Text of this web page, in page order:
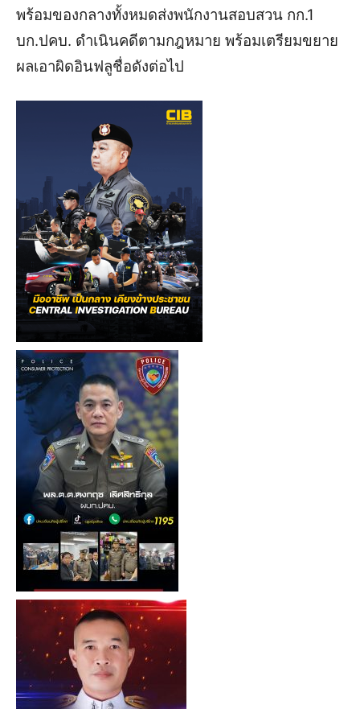
พร้อมของกลางทั้งหมดส่งพนักงานสอบสวน กก.1
บก.ปคบ. ดำเนินคดีตามกฎหมาย พร้อมเตรียมขยาย
ผลเอาผิดอินฟลูชื่อดังต่อไป